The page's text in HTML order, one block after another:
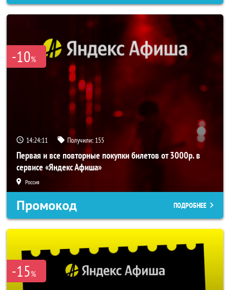
-10%
14:24:10 Получили: 155
Первая и все повторные покупки билетов от 3000р. в
сервисе «Яндекс Афиша»
Россия
Промокод ПОДРОБНЕЕ
-15%